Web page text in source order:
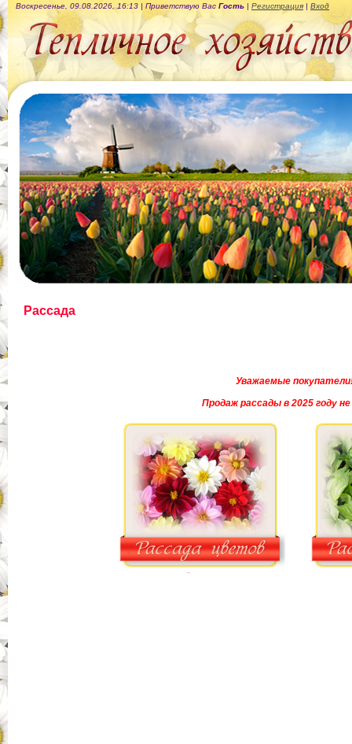
Воскресенье, 09.08.2026, 16:13 | Приветствую Вас Гость | Регистрация | Вход
.
Рассада
Уважаемые
Продаж рассады в 2025 году